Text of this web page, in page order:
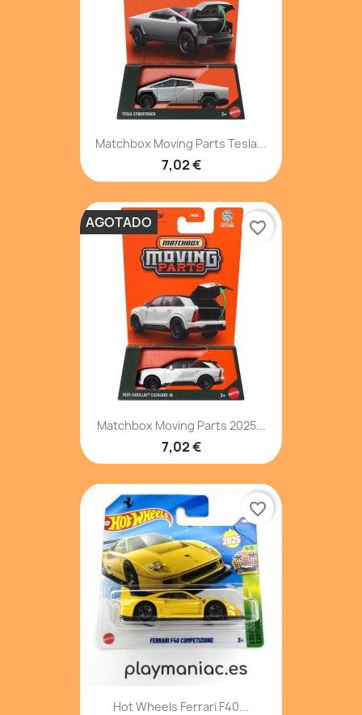
Matchbox Moving Parts Tesla...
7,02 €
Matchbox Moving Parts 2025...
7,02 €
AGOTADO favorite_border
Hot Wheels Ferrari F40...
favorite_border